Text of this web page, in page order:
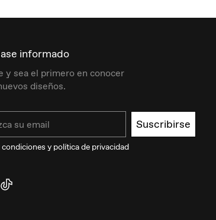
informado
y sea el primero en conocer
diseños.
Suscribirse
condiciones y política de privacidad